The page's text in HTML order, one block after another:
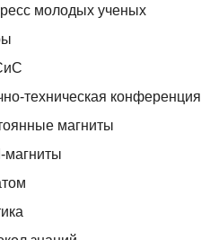
молодых ученых
техническая конференция
магниты